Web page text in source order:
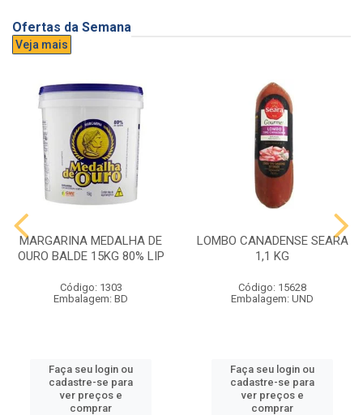
Ofertas da Semana
Veja mais
MARGARINA MEDALHA DE
OURO BALDE 15KG 80% LIP
Código: 1303
Embalagem: BD
Faça seu login ou
cadastre-se para
ver preços e
comprar
LOMBO CANADENSE SEARA
1,1 KG
Código: 15628
Embalagem: UND
Faça seu login ou
cadastre-se para
ver preços e
comprar